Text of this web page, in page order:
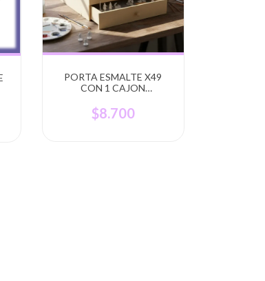
PORTA ESMALTE X49
CON 1 CAJON
FABRICANTES
$8.700